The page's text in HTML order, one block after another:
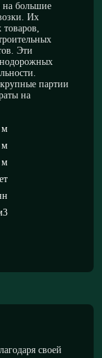
на большие
Их
Эти
партии
на
м
м
м
своей